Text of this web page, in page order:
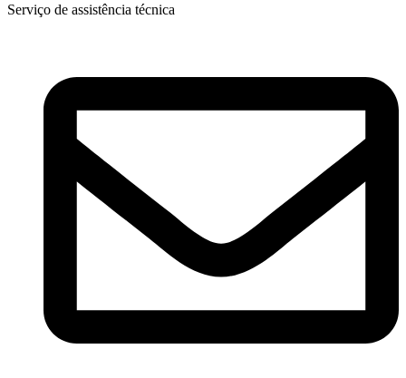
Serviço de assistência técnica